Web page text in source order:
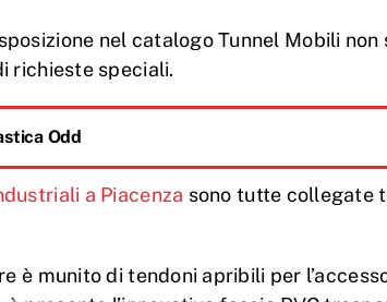
nel catalogo Tunnel Mobili
richieste speciali.
Odd
a Piacenza sono tutte collegate
è munito di tendoni apribili per